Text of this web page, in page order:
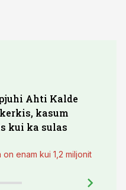
Ahti Kalde
kasum
kui ka sulas
enam kui 1,2 miljonit